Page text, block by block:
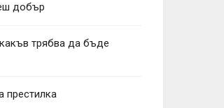
добър
трябва да бъде
престилка